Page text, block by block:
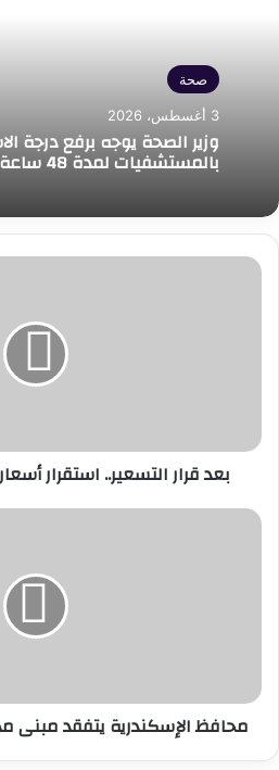
صحة
3 أغسطس، 2026
وزير الصحة يوجه برفع درجة
بالمستشفيات لمدة 48 ساعة بعد الهزة الأرضية
بعد
بعد قرار التسعير.. استقرار
محافظ
محافظ الإسكندرية يتفقد مبنى